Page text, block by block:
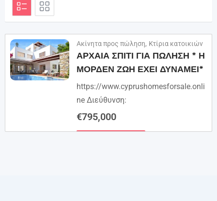
Ακίνητα προς πώληση, Κτίρια κατοικιών
ΑΡΧΑΙΑ ΣΠΙΤΙ ΓΙΑ ΠΩΛΗΣΗ * Η
ΜΟΡΔΕΝ ΖΩΗ ΕΧΕΙ ΔΥΝΑΜΕΙ*
https://www.cyprushomesforsale.onli
ne Διεύθυνση:
€795,000